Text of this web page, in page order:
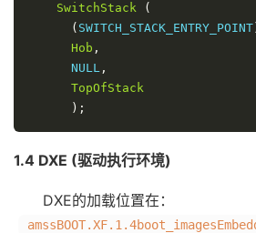
SwitchStack
(
( SWITCH_STACK_ENTRY_POINT
Hob ,
NULL ,
TopOfStack
) ;
1.4 DXE (驱动执行环境)
DXE的加载位置在：